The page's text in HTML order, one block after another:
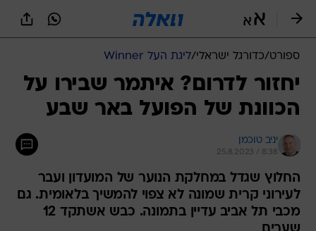
ספורט/כדורגל ישראלי/ליגת העל Winner
יחזור לדרום? איתמר שבירו על
הכוונת של הפועל באר שבע
יניב טוכמן
25.8.2023 / 8:38
החלוץ שגדל במחלקת הנוער של המועדון ועבר
לעירוני קרית שמונה לא צפוי להמשיך בלאומית. גם
מכבי תל אביב עדיין בתמונה. כבש אשתקד 12